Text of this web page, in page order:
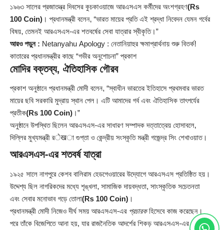
১৯৬৩ সালের প্রজাতন্ত্র দিবসের কুচকাওয়াজে আরএসএস কর্মীদের অংশগ্রহণ(Rs
100 Coin) । প্রধানমন্ত্রী বলেন, “ভারত মায়ের প্রতি এই শ্রদ্ধা নিবেদন যেমন গর্বের
বিষয়, তেমনই আরএসএস-এর শতবর্ষের সেবা যাত্রার স্বীকৃতি।”
আরও পড়ুন : Netanyahu Apology : নেতানিয়াহুর ক্ষমাপ্রার্থনায় শুরু বিতর্ক!
কাতারের প্রধানমন্ত্রীর কাছে “গভীর অনুশোচনা” প্রকাশ
মোদির বক্তব্য, ঐতিহাসিক গৌরব
প্রকাশ অনুষ্ঠানে প্রধানমন্ত্রী মোদী বলেন, “স্বাধীন ভারতের ইতিহাসে প্রথমবার ভারত
মায়ের ছবি সরকারি মুদ্রায় স্থান পেল। এটি আমাদের গর্ব এবং ঐতিহাসিক তাৎপর্যের
প্রতীক(Rs 100 Coin) ।”
অনুষ্ঠানে উপস্থিত ছিলেন আরএসএস-এর সাধারণ সম্পাদক দত্তাত্রেয় হোসাবলে,
দিল্লির মুখ্যমন্ত্রী রेखা গুপ্তা ও কেন্দ্রীয় সংস্কৃতি মন্ত্রী গজেন্দ্র সিং শেখাওয়াত।
আরএসএস-এর শতবর্ষ যাত্রা
১৯২৫ সালে নাগপুরে কেশব বালিরাম হেডগেওয়ারের উদ্যোগে আরএসএস প্রতিষ্ঠিত হয়।
উদ্দেশ্য ছিল নাগরিকদের মধ্যে শৃঙ্খলা, সামাজিক দায়বদ্ধতা, সাংস্কৃতিক সচেতনতা
এবং সেবার মনোভাব গড়ে তোলা(Rs 100 Coin) ।
প্রধানমন্ত্রী মোদী নিজেও দীর্ঘ সময় আরএসএস-এর প্রচারকহিসেবে কাজ করেছেন।
পরে তাঁকে বিজেপিতে আনা হয়, যার রাজনৈতিক আদর্শের শিকড় আরএসএস-এর